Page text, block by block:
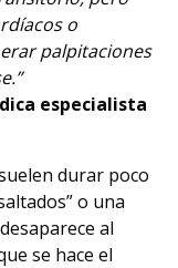
o
palpitaciones
especialista
durar poco
o una
al
se hace el